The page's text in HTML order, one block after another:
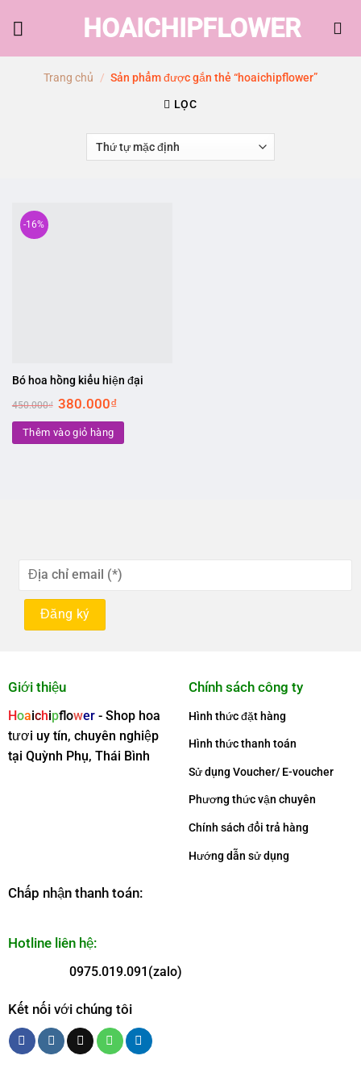
HOAICHIPFLOWER
Trang chủ / Sản phẩm được gắn thẻ “hoaichipflower”
LỌC
-16%
Bó hoa hồng kiểu hiện đại
450.000₫ Original
price
was:
450.000₫.
380.000₫
is:
Thêm vào giỏ hàng
Giới thiệu
Hoaichipfower- Shop hoa
tươi uy tín, chuyên nghiệp
tại Quỳnh Phụ, Thái Bình
Chính sách công ty
Hình thức đặt hàng
Hình thức thanh toán
Sử dụng Voucher/ E-voucher
Phương thức vận chuyên
Chính sách đổi trả hàng
Hướng dẫn sử dụng
Chấp nhận thanh toán:
Hotline liên hệ:
0975.019.091(zalo)
Kết nối với chúng tôi